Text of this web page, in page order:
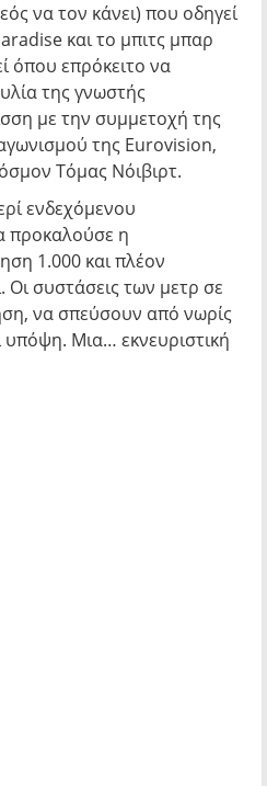
να τον κάνει) που οδηγεί
και το μπιτς μπαρ
όπου επρόκειτο να
της γνωστής
με την συμμετοχή της
της Eurovision,
Τόμας Νόιβιρτ.
ενδεχόμενου
προκαλούσε η
1.000 και πλέον
Οι συστάσεις των μετρ σε
να σπεύσουν από νωρίς
Μια… εκνευριστική